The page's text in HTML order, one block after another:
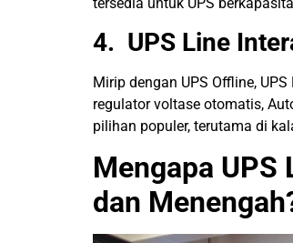
4. UPS Line
Mirip dengan UPS Offline,
regulator voltase otomatis,
pilihan populer, terutama di
Mengapa
dan